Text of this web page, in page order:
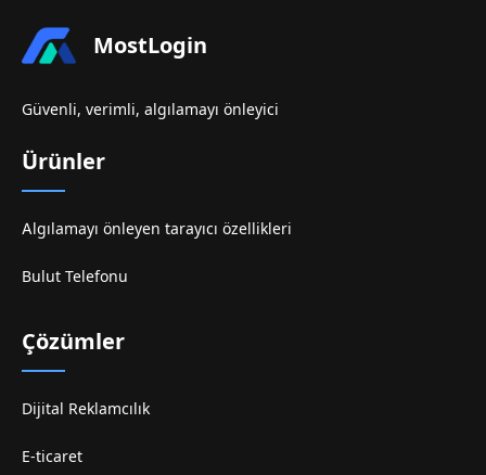
MostLogin
Güvenli, verimli, algılamayı önleyici
Ürünler
Algılamayı önleyen tarayıcı özellikleri
Bulut Telefonu
Çözümler
Dijital Reklamcılık
E-ticaret